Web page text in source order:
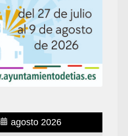
agosto 2026